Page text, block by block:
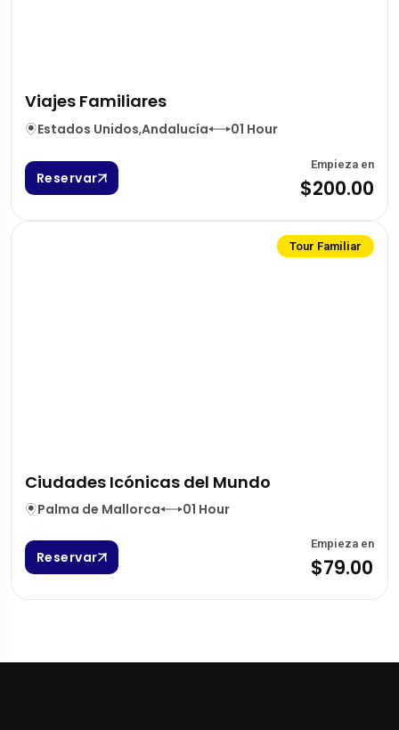
Viajes Familiares
Estados Unidos,Andalucía 01 Hour
Reservar
Empieza en
$200.00
Tour Familiar
Ciudades Icónicas del Mundo
Palma de Mallorca 01 Hour
Reservar
Empieza en
$79.00